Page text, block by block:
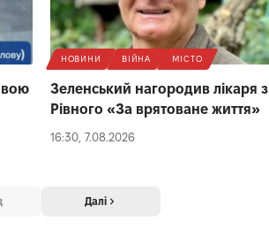
НОВИНИ ВІЙНА МІСТО
Зеленський нагородив лікаря з
Рівного «За врятоване життя»
16:30, 7.08.2026
Далі